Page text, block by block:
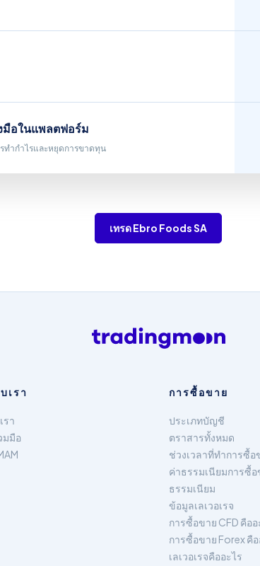
มือในแพลตฟอร์ม
ทำกำไรและหยุดการขาดทุน
เทรด Ebro Foods SA
เรา
รา
มมือ
การซื้อขาย
ประเภทบัญชี
ตราสารทั้งหมด
ช่วงเวลาที่ทำการซื้อ
ค่าธรรมเนียมการซื้
ธรรมเนียม
ข้อมูลเลเวอเรจ
การซื้อขาย CFD คืออ
การซื้อขาย Forex คือ
เลเวอเรจคืออะไร